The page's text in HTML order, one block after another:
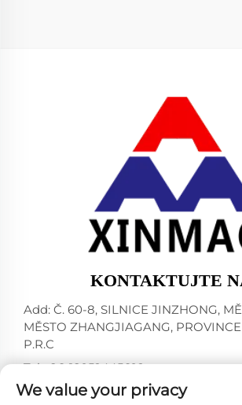
KONTAKTUJTE
Add: Č. 60-8, SILNICE JINZHONG,
MĚSTO ZHANGJIAGANG,
P.R.C
Tel:+86-18952445692
E-mail: [email protected]
We value your privacy